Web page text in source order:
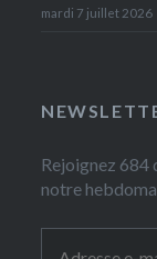
mardi 7 juillet 2026
Rejoignez
notre